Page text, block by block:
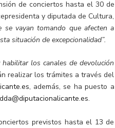
de conciertos hasta el 30 de
y diputada de Cultura,
se vayan tomando que afecten a
situación de excepcionalidad”.
los canales de devolución
realizar los trámites a través del
, además, se ha puesto a
.
previstos hasta el 13 de